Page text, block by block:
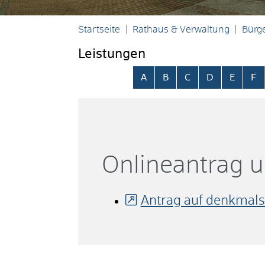
Startseite Rathaus & Verwaltung
Leistungen
Alphabetisches Register
A B C D E F
Onlineantrag
Antrag auf